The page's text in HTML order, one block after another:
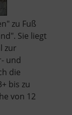
zu Fuß
Sie liegt
zur
und
die
bis zu
von 12